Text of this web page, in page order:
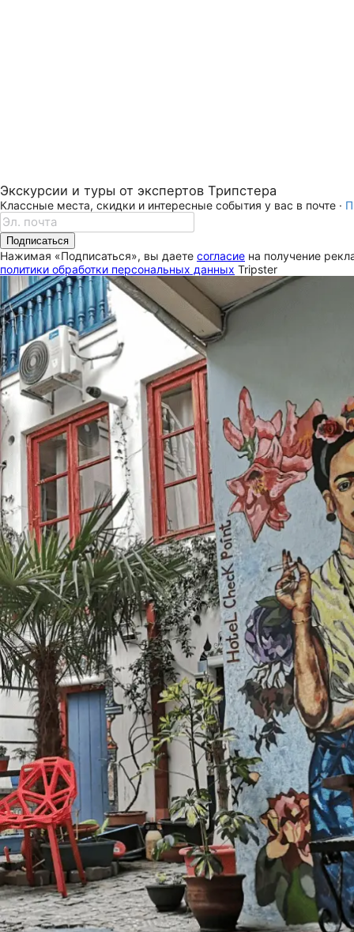
Экскурсии и туры от экспертов Трипстера
Классные места, скидки и интересные события у вас в почте ·
Подписаться
Нажимая «Подписаться», вы даете согласие на получение
политики обработки персональных данных Tripster